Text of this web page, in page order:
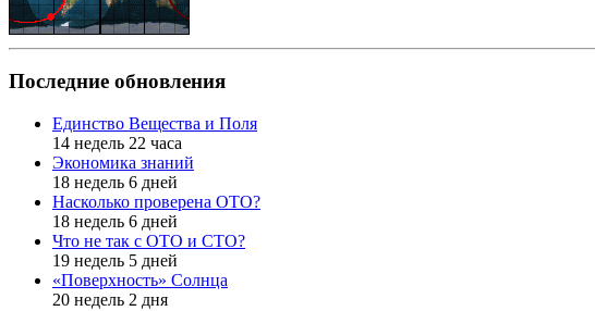
Последние обновления
Единство Вещества и Поля
14 недель 22 часа
Экономика знаний
18 недель 6 дней
Насколько проверена ОТО?
18 недель 6 дней
Что не так с ОТО и СТО?
19 недель 5 дней
«Поверхность» Солнца
20 недель 2 дня